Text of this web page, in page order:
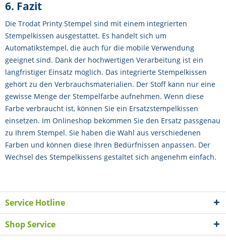
6. Fazit
Die Trodat Printy Stempel sind mit einem integrierten
Stempelkissen ausgestattet. Es handelt sich um
Automatikstempel, die auch für die mobile Verwendung
geeignet sind. Dank der hochwertigen Verarbeitung ist ein
langfristiger Einsatz möglich. Das integrierte Stempelkissen
gehört zu den Verbrauchsmaterialien. Der Stoff kann nur eine
gewisse Menge der Stempelfarbe aufnehmen. Wenn diese
Farbe verbraucht ist, können Sie ein Ersatzstempelkissen
einsetzen. Im Onlineshop bekommen Sie den Ersatz passgenau
zu Ihrem Stempel. Sie haben die Wahl aus verschiedenen
Farben und können diese Ihren Bedürfnissen anpassen. Der
Wechsel des Stempelkissens gestaltet sich angenehm einfach.
Service Hotline
Shop Service